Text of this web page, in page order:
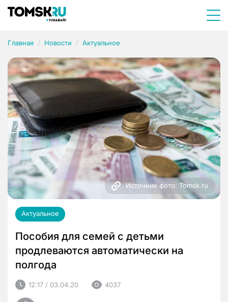
Главная Новости Актуальное
Источник фото: Tomsk.ru
Актуальное
Пособия для семей с детьми
продлеваются автоматически на
полгода
12:17 / 03.04.20 4037